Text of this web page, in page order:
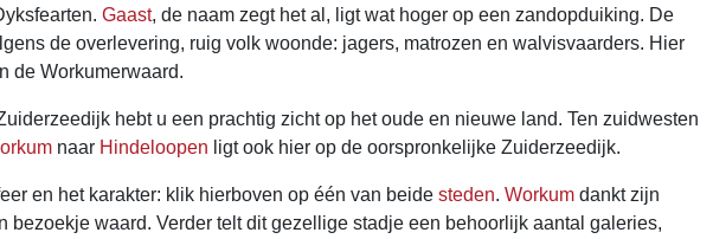
Gaast, de naam zegt het al, ligt wat hoger op een zandopduiking. De
de overlevering, ruig volk woonde: jagers, matrozen en walvisvaarders. Hier
de Workumerwaard.
hebt u een prachtig zicht op het oude en nieuwe land. Ten zuidwesten
naar Hindeloopen ligt ook hier op de oorspronkelijke Zuiderzeedijk.
en het karakter: klik hierboven op één van beide steden. Workum dankt zijn
waard. Verder telt dit gezellige stadje een behoorlijk aantal galeries,